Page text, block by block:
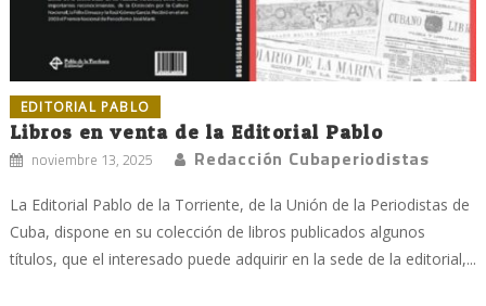
EDITORIAL PABLO
Libros en venta de la Editorial Pablo
noviembre 13, 2025 Redacción Cubaperiodistas
La Editorial Pablo de la Torriente, de la Unión de la Periodistas de
Cuba, dispone en su colección de libros publicados algunos
títulos, que el interesado puede adquirir en la sede de la editorial,...